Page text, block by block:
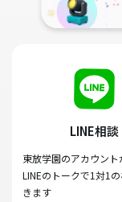
LINE相談
東放学園のアカウント
LINEのトークで1対1
きます